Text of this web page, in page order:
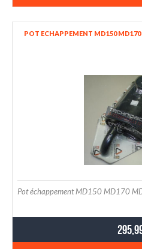
POT ECHAPPEMENT MD150
Pot échappement MD150 MD170